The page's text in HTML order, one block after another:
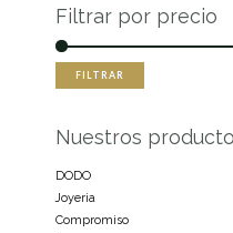
Filtrar por precio
FILTRAR
Nuestros
DODO
Joyeria
Compromiso